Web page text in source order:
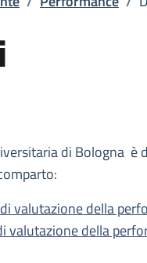
di Bologna
valutazione della
della